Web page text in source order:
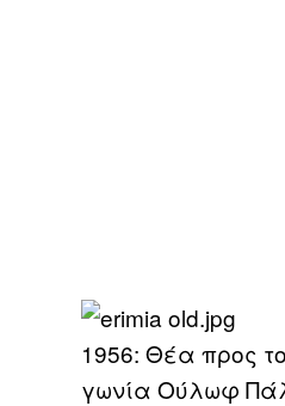
1956: Θέα προς
γωνία Ούλωφ